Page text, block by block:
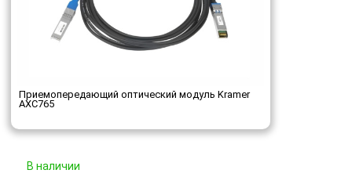
Приемопередающий оптический модуль Kramer
AXC765
В наличии